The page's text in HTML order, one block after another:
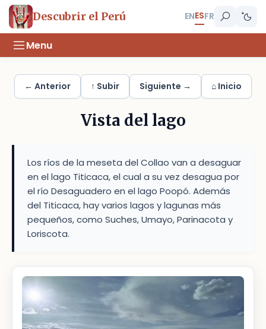
Descubrir el Perú ENESFR
Menu
← Anterior ↑ Subir Siguiente → ⌂ Inicio
Vista del lago
Los ríos de la meseta del Collao van a desaguar
en el lago Titicaca, el cual a su vez desagua por
el río Desaguadero en el lago Poopó. Además
del Titicaca, hay varios lagos y lagunas más
pequeños, como Suches, Umayo, Parinacota y
Loriscota.